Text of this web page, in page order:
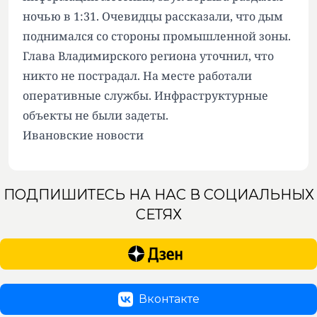
ночью в 1:31. Очевидцы рассказали, что дым
поднимался со стороны промышленной зоны.
Глава Владимирского региона уточнил, что
никто не пострадал. На месте работали
оперативные службы. Инфраструктурные
объекты не были задеты.
Ивановские новости
ПОДПИШИТЕСЬ НА НАС В СОЦИАЛЬНЫХ
СЕТЯХ
Вконтакте